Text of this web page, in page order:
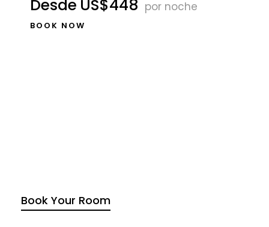
BOOK NOW
Desde US$448 por noche
Book Your Room